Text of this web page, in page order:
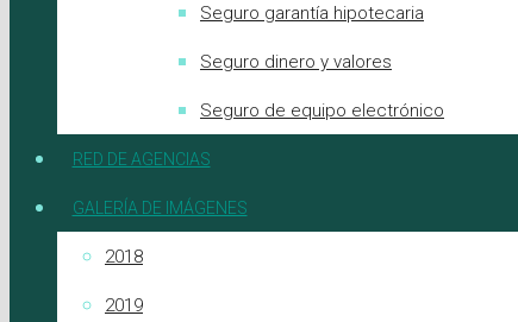
Seguro garantía hipotecaria
Seguro dinero y valores
Seguro de equipo electrónico
RED DE AGENCIAS
GALERÍA DE IMÁGENES
2018
2019